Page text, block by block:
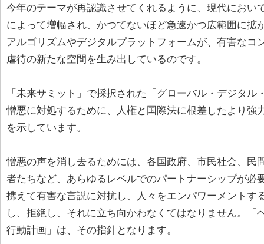
今年のテーマが再認識させてくれるように、現代におい
によって増幅され、かつてないほど急速かつ広範囲に拡
アルゴリズムやデジタルプラットフォームが、有害なコ
虐待の新たな空間を生み出しているのです。
「未来サミット」で採択された「グローバル・デジタ
憎悪に対処するために、人権と国際法に根差したより強
を示しています。
憎悪の声を消し去るためには、各国政府、市民社会、民
者たちなど、あらゆるレベルでのパートナーシップが必
携えて有害な言説に対抗し、人々をエンパワーメントす
し、拒絶し、それに立ち向かわなくてはなりません。「
行動計画」は、その指針となります。